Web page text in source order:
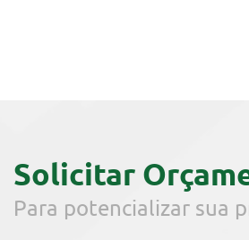
Solicitar
Para potencializar sua